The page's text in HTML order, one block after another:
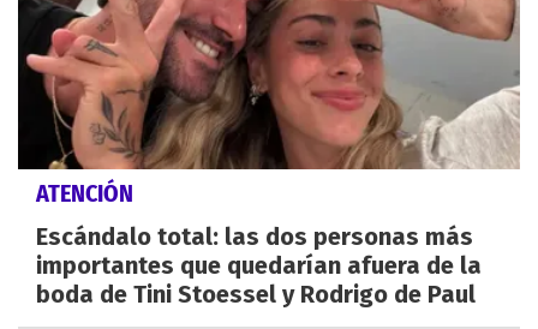
ATENCIÓN
Escándalo total: las dos personas más
importantes que quedarían afuera de la
boda de Tini Stoessel y Rodrigo de Paul